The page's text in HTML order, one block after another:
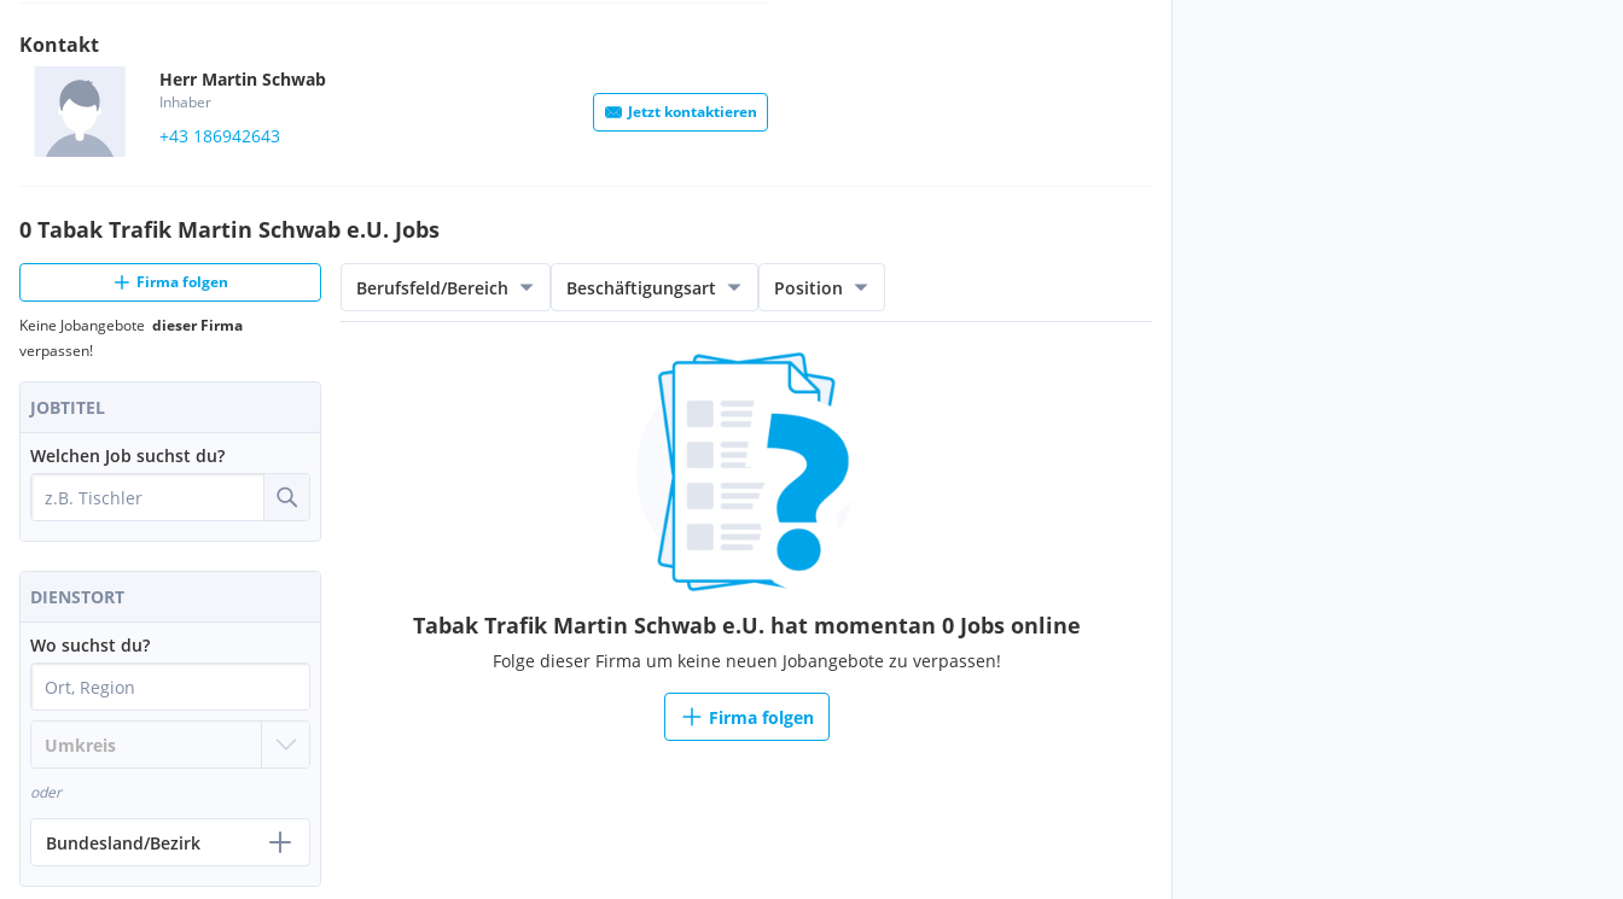
Kontakt
Herr Martin Schwab
Inhaber
+43 186942643
Jetzt kontaktieren
0 Tabak Trafik Martin Schwab e.U. Jobs
Firma folgen
Keine Jobangebote dieser Firma
verpassen!
JOBTITEL
Welchen Job suchst du?
DIENSTORT
Wo suchst du?
oder
Bundesland/Bezirk
Berufsfeld/Bereich Beschäftigungsart Position
Tabak Trafik Martin Schwab e.U. hat momentan 0 Jobs online
Folge dieser Firma um keine neuen Jobangebote zu verpassen!
Firma folgen